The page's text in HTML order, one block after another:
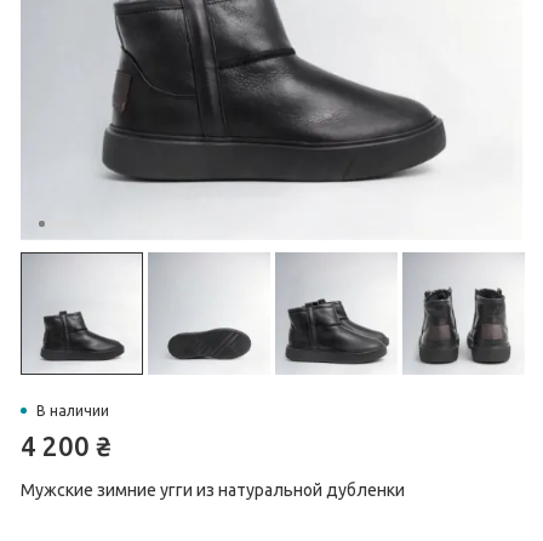
В наличии
4 200₴
Мужские зимние угги из натуральной дубленки